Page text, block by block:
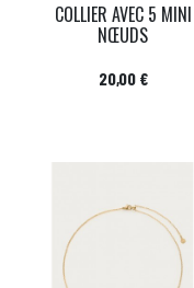
COLLIER AVEC 5 MINI
NŒUDS
Prix
20,00 €